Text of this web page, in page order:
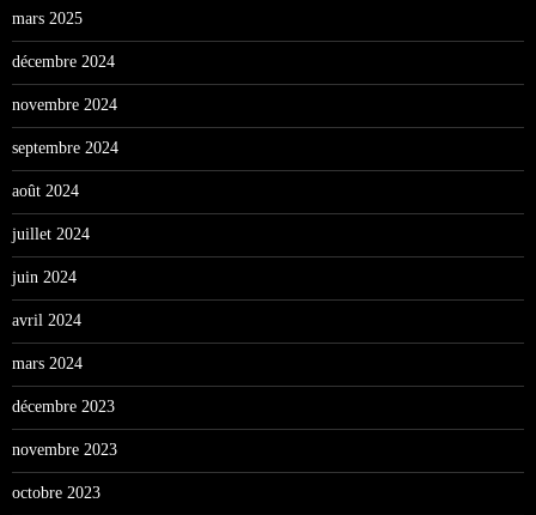
mars 2025
décembre 2024
novembre 2024
septembre 2024
août 2024
juillet 2024
juin 2024
avril 2024
mars 2024
décembre 2023
novembre 2023
octobre 2023